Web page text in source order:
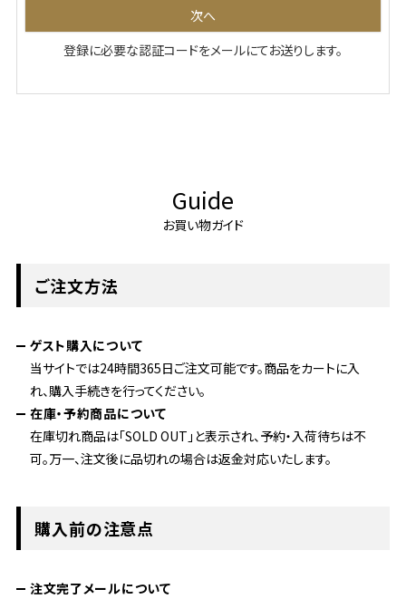
次へ
登録に必要な認証コードをメールにてお送りします。
Guide
お買い物ガイド
ご注文方法
ゲスト購入について
当サイトでは24時間365日ご注文可能です。商品をカートに入
れ、購入手続きを行ってください。
在庫・予約商品について
在庫切れ商品は「SOLD OUT」と表示され、予約・入荷待ちは不
可。万一、注文後に品切れの場合は返金対応いたします。
購入前の注意点
注文完了メールについて